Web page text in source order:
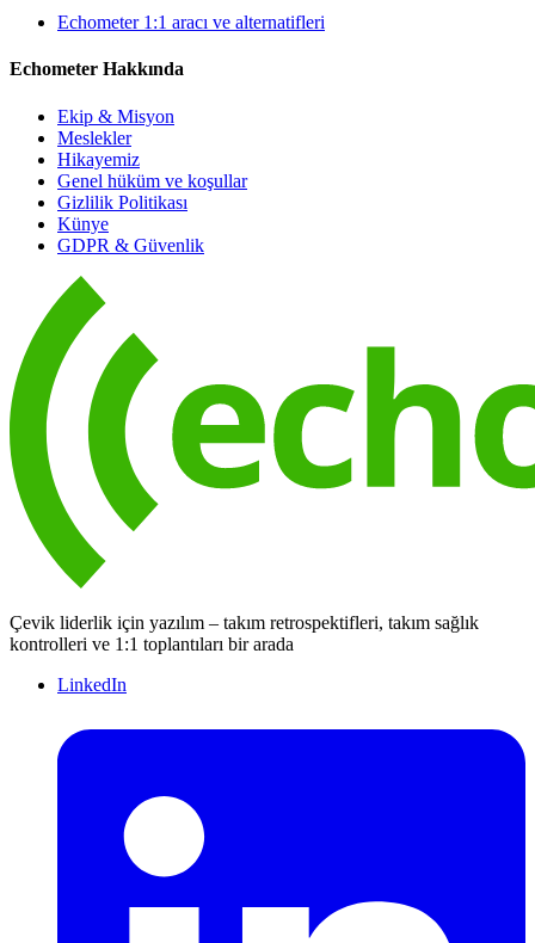
Echometer 1:1 aracı ve alternatifleri
Echometer Hakkında
Ekip & Misyon
Meslekler
Hikayemiz
Genel hüküm ve koşullar
Gizlilik Politikası
Künye
GDPR & Güvenlik
Çevik liderlik için yazılım – takım retrospektifleri, takım sağlık
kontrolleri ve 1:1 toplantıları bir arada
LinkedIn